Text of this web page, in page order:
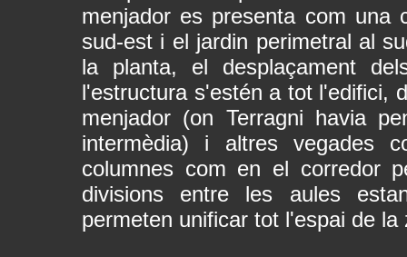
menjador es presenta com
sud-est i el jardin perimetral al
la planta, el desplaçament
l'estructura s'estén a tot l'edifici,
menjador (on Terragni havia
intermèdia) i altres vegades
columnes com en el corredor
divisions entre les aules
permeten unificar tot l'espai de la